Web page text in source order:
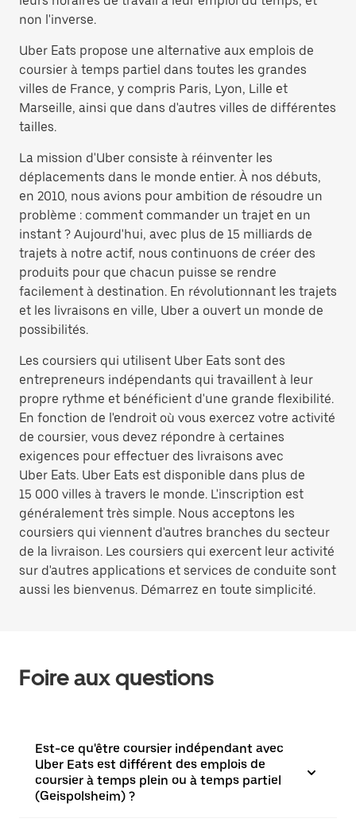
non l'inverse.
Uber Eats propose une alternative aux emplois de
coursier à temps partiel dans toutes les grandes
villes de France, y compris Paris, Lyon, Lille et
Marseille, ainsi que dans d'autres villes de différentes
tailles.
La mission d'Uber consiste à réinventer les
déplacements dans le monde entier. À nos débuts,
en 2010, nous avions pour ambition de résoudre un
problème : comment commander un trajet en un
instant ? Aujourd'hui, avec plus de 15 milliards de
trajets à notre actif, nous continuons de créer des
produits pour que chacun puisse se rendre
facilement à destination. En révolutionnant les trajets
et les livraisons en ville, Uber a ouvert un monde de
possibilités.
Les coursiers qui utilisent Uber Eats sont des
entrepreneurs indépendants qui travaillent à leur
propre rythme et bénéficient d'une grande flexibilité.
En fonction de l'endroit où vous exercez votre activité
de coursier, vous devez répondre à certaines
exigences pour effectuer des livraisons avec
Uber Eats. Uber Eats est disponible dans plus de
15 000 villes à travers le monde. L'inscription est
généralement très simple. Nous acceptons les
coursiers qui viennent d'autres branches du secteur
de la livraison. Les coursiers qui exercent leur activité
sur d'autres applications et services de conduite sont
aussi les bienvenus. Démarrez en toute simplicité.
Foire aux questions
Est-ce qu'être coursier indépendant avec
Uber Eats est différent des emplois de
coursier à temps plein ou à temps partiel
(Geispolsheim) ?